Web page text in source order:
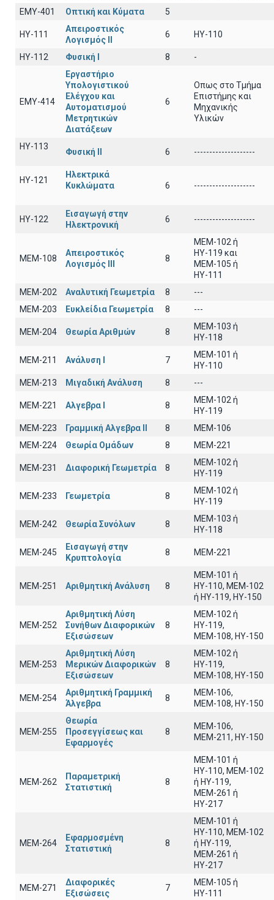
EΜY-401
Οπτική και Κύματα 5
HY-111
Απειροστικός
Λογισμός ΙI
6 HY-110
HY-112 Φυσική I 8 -
ΕΜΥ-414
Εργαστήριο
Υπολογιστικού
Ελέγχου και
Αυτοματισμού
Μετρητικών
Διατάξεων
6
Οπως στο Τμήμα
Επιστήμης και
Μηχανικής
Υλικών
ΗΥ-113
Φυσική ΙΙ 6 --------------------
ΗΥ-121
Ηλεκτρικά
Κυκλώματα
6 --------------------
ΗΥ-122
Εισαγωγή στην
Ηλεκτρονική
6 --------------------
ΜΕΜ-108
Απειροστικός
Λογισμός ΙΙI
8
MEM-102 ή
ΗΥ-119 και
ΜΕΜ-105 ή
ΗΥ-111
ΜΕΜ-202
Αναλυτική Γεωμετρία 8
---
ΜΕΜ-203
Ευκλείδια Γεωμετρία 8 ---
ΜΕΜ-204 Θεωρία Αριθμών 8
ΜΕΜ-103 ή
ΗΥ-118
ΜΕΜ-211 Ανάλυση Ι 7
ΜΕΜ-101 ή
ΗΥ-110
ΜΕΜ-213
Μιγαδική Ανάλυση 8 ---
ΜΕΜ-221 Αλγεβρα Ι 8
ΜΕΜ-102 ή
ΗΥ-119
ΜΕΜ-223
Γραμμική Αλγεβρα ΙΙ 8
MEM-106
ΜΕΜ-224
Θεωρία Ομάδων 8 MEM-221
ΜΕΜ-231 Διαφορική Γεωμετρία 8
MEM-102 ή
ΗΥ-119
ΜΕΜ-233 Γεωμετρία 8
MEM-102 ή
ΗΥ-119
ΜΕΜ-242 Θεωρία Συνόλων 8
ΜΕΜ-103 ή
ΗΥ-118
ΜΕΜ-245
Εισαγωγή στην
Κρυπτολογία
8 MEM-221
ΜΕΜ-251 Αριθμητική Ανάλυση 8
ΜΕΜ-101 ή
ΗΥ-110, MEM-102
ή ΗΥ-119, ΗΥ-150
ΜΕΜ-252
Αριθμητική Λύση
Συνήθων Διαφορικών
Εξισώσεων
8
MEM-102 ή
ΗΥ-119,
ΜΕΜ-108, ΗΥ-150
ΜΕΜ-253
Αριθμητική Λύση
Μερικών Διαφορικών
Εξισώσεων
8
ΜΕΜ-102 ή
ΗΥ-119,
ΜΕΜ-108, ΗΥ-150
ΜΕΜ-254
Αριθμητική Γραμμική
Άλγεβρα
8
ΜΕΜ-106,
ΜΕΜ-108, ΗΥ-150
ΜΕΜ-255
Θεωρία
Προσεγγίσεως και
Εφαρμογές
8
ΜΕΜ-106,
ΜΕΜ-211, ΗΥ-150
ΜΕΜ-262
Παραμετρική
Στατιστική
8
ΜΕΜ-101 ή
ΗΥ-110, MEM-102
ή ΗΥ-119,
ΜΕΜ-261 ή
ΗΥ-217
ΜΕΜ-264
Εφαρμοσμένη
Στατιστική
8
ΜΕΜ-101 ή
ΗΥ-110, MEM-102
ή ΗΥ-119,
ΜΕΜ-261 ή
ΗΥ-217
ΜΕΜ-271
Διαφορικές
Εξισώσεις
7
ΜΕΜ-105 ή
ΗΥ-111